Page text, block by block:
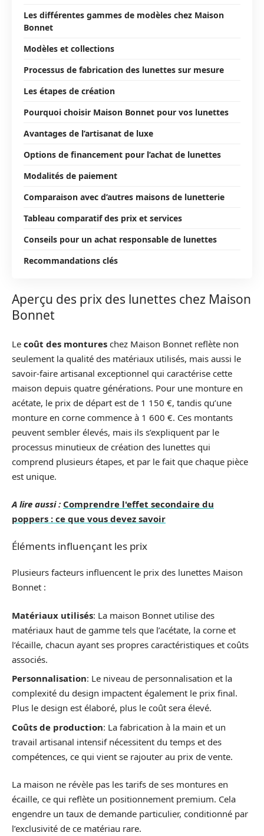
Les différentes gammes de modèles chez Maison
Bonnet
Modèles et collections
Processus de fabrication des lunettes sur mesure
Les étapes de création
Pourquoi choisir Maison Bonnet pour vos lunettes
Avantages de l’artisanat de luxe
Options de financement pour l’achat de lunettes
Modalités de paiement
Comparaison avec d’autres maisons de lunetterie
Tableau comparatif des prix et services
Conseils pour un achat responsable de lunettes
Recommandations clés
Aperçu des prix des lunettes chez Maison
Bonnet
Le coût des montures chez Maison Bonnet reflète non
seulement la qualité des matériaux utilisés, mais aussi le
savoir-faire artisanal exceptionnel qui caractérise cette
maison depuis quatre générations. Pour une monture en
acétate, le prix de départ est de 1 150 €, tandis qu’une
monture en corne commence à 1 600 €. Ces montants
peuvent sembler élevés, mais ils s’expliquent par le
processus minutieux de création des lunettes qui
comprend plusieurs étapes, et par le fait que chaque pièce
est unique.
A lire aussi : Comprendre l'effet secondaire du
poppers : ce que vous devez savoir
Éléments influençant les prix
Plusieurs facteurs influencent le prix des lunettes Maison
Bonnet :
Matériaux utilisés: La maison Bonnet utilise des
matériaux haut de gamme tels que l’acétate, la corne et
l’écaille, chacun ayant ses propres caractéristiques et coûts
associés.
Personnalisation: Le niveau de personnalisation et la
complexité du design impactent également le prix final.
Plus le design est élaboré, plus le coût sera élevé.
Coûts de production: La fabrication à la main et un
travail artisanal intensif nécessitent du temps et des
compétences, ce qui vient se rajouter au prix de vente.
La maison ne révèle pas les tarifs de ses montures en
écaille, ce qui reflète un positionnement premium. Cela
engendre un taux de demande particulier, conditionné par
l’exclusivité de ce matériau rare.